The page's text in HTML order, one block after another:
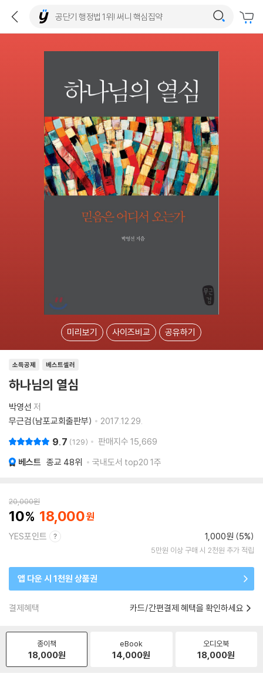
미리보기 사이즈비교 공유하기
소득공제 베스트셀러
하나님의 열심
박영선 저
무근검(남포교회출판부)
2017.12.29.
9.7 129 판매지수 15,669
베스트 종교 48위 국내도서 top20 1주
20,000원
10 18,000
YES포인트 1,000원 (5%)
5만원 이상 구매 시 2천원 추가 적립
앱 다운 시 1천원 상품권
결제혜택 카드/간편결제 혜택을 확인하세요
종이책
18,000원
eBook
14,000원
오디오북
18,000원